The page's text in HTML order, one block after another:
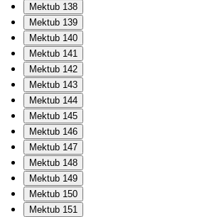
Mektub 138
Mektub 139
Mektub 140
Mektub 141
Mektub 142
Mektub 143
Mektub 144
Mektub 145
Mektub 146
Mektub 147
Mektub 148
Mektub 149
Mektub 150
Mektub 151